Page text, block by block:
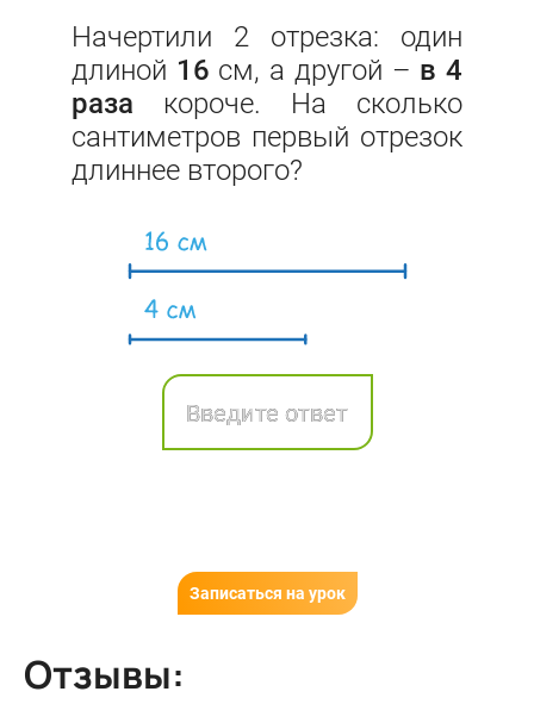
Начертили 2 отрезка: один
длиной 16 см, а другой – в 4
раза короче. На сколько
сантиметров первый отрезок
длиннее второго?
Записаться на урок
Отзывы: